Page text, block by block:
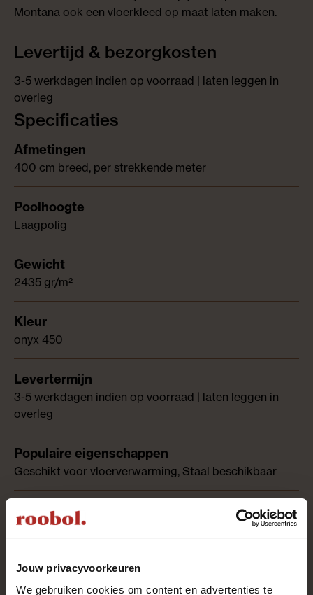
Jouw privacyvoorkeuren
We gebruiken cookies om content en advertenties te
Montana ook een vloerkleed op maat laten maken.
Levertijd & bezorgkosten
3-5 werkdagen indien op voorraad | laten leggen in
overleg
Specificaties
400 cm breed, per strekkende meter
Laagpolig
2435 gr/m²
onyx 450
3-5 werkdagen indien op voorraad | laten leggen in
overleg
Geschikt voor vloerverwarming, Staal beschikbaar
Moquette
Stabilon